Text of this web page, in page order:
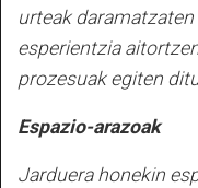
urteak
esperientzia
prozesuak egiten
Espazio-arazoak
Jarduera honekin